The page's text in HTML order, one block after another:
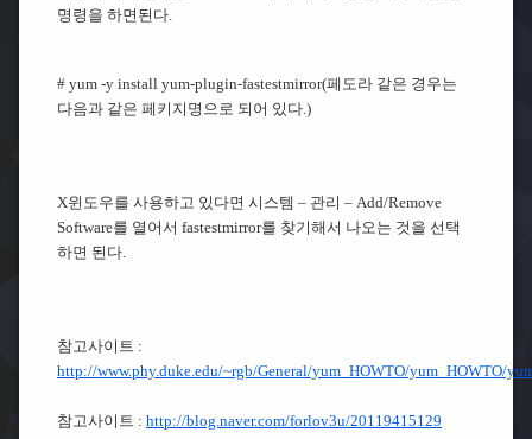
명령을 하면된다.
# yum -y install yum-plugin-fastestmirror(페도라 같은 경우는
다음과 같은 페키지명으로 되어 있다.)
X윈도우를 사용하고 있다면 시스템 – 관리 – Add/Remove
Software를 열어서 fastestmirror를 찾기해서 나오는 것을 선택
하면 된다.
참고사이트 :
http://www.phy.duke.edu/~rgb/General/yum_HOWTO/yum_HOWTO/
참고사이트 : http://blog.naver.com/forlov3u/20119415129